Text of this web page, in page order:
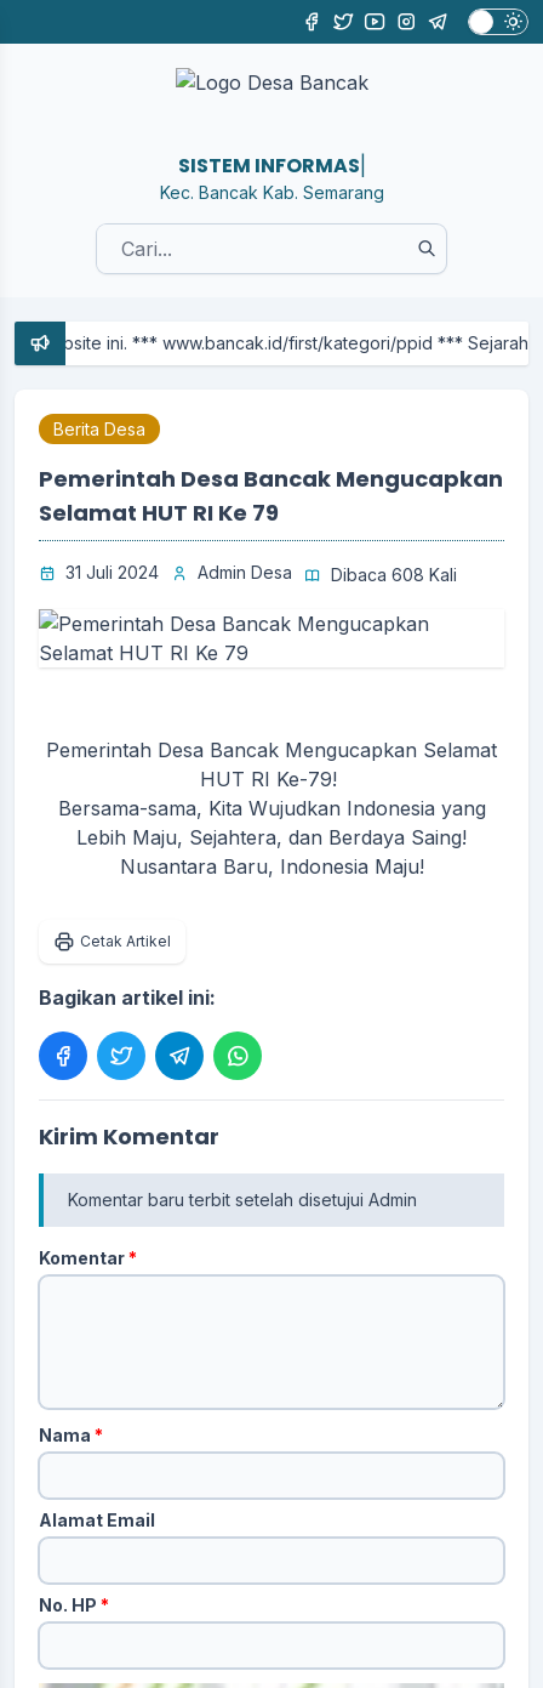
SISTEM INFORMASI DE
Kec. Bancak Kab. Semarang
ini. *** www.bancak.id/first/kategori/ppid *** Sejarah Desa
Berita Desa
Pemerintah Desa Bancak Mengucapkan
Selamat HUT RI Ke 79
31 Juli 2024 Admin Desa Dibaca 608 Kali
Pemerintah Desa Bancak Mengucapkan Selamat
HUT RI Ke-79!
Bersama-sama, Kita Wujudkan Indonesia yang
Lebih Maju, Sejahtera, dan Berdaya Saing!
Nusantara Baru, Indonesia Maju!
Cetak Artikel
Bagikan artikel ini:
Kirim Komentar
Komentar baru terbit setelah disetujui Admin
Komentar*
Nama *
Alamat Email
No. HP *